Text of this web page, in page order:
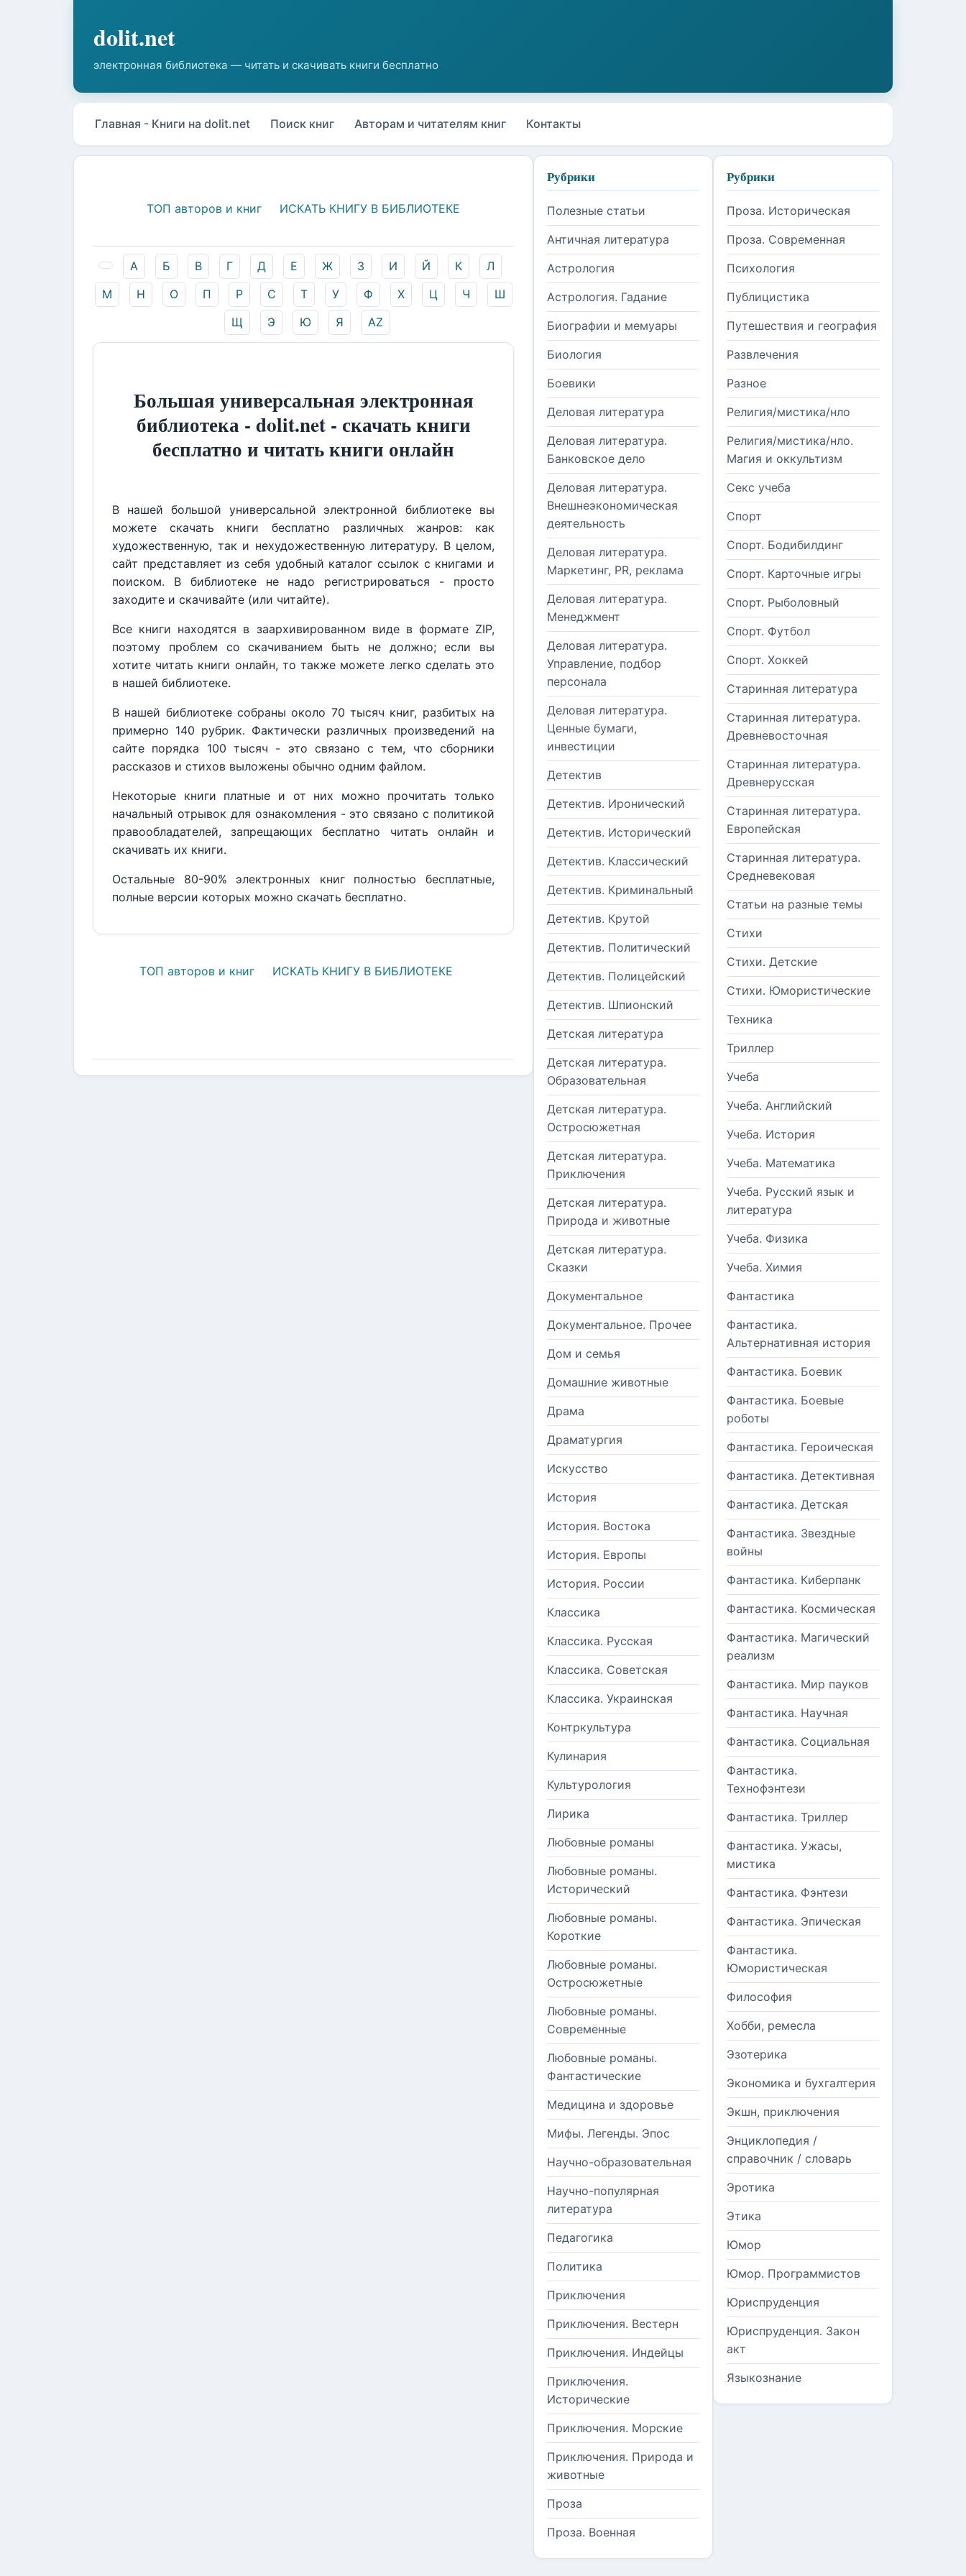
Главная - Книги на dolit.net Поиск книг Авторам и читателям книг Контакты
ТОП авторов и книг ИСКАТЬ КНИГУ В БИБЛИОТЕКЕ
А Б В Г Д Е Ж З И Й К
Л
М
Н О П Р С Т У Ф Х Ц Ч
Ш
Щ
Э Ю Я AZ
Большая универсальная электронная
библиотека - dolit.net - скачать книги
бесплатно и читать книги онлайн
В нашей большой универсальной электронной библиотеке вы
можете скачать книги бесплатно различных жанров: как
художественную, так и нехудожественную литературу. В целом,
сайт представляет из себя удобный каталог ссылок с книгами и
поиском. В библиотеке не надо регистрироваться - просто
заходите и скачивайте (или читайте).
Все книги находятся в заархивированном виде в формате ZIP,
поэтому проблем со скачиванием быть не должно; если вы
хотите читать книги онлайн, то также можете легко сделать это
в нашей библиотеке.
В нашей библиотеке собраны около 70 тысяч книг, разбитых на
примерно 140 рубрик. Фактически различных произведений на
сайте порядка 100 тысяч - это связано с тем, что сборники
рассказов и стихов выложены обычно одним файлом.
Некоторые книги платные и от них можно прочитать только
начальный отрывок для ознакомления - это связано с политикой
правообладателей, запрещающих бесплатно читать онлайн и
скачивать их книги.
Остальные 80-90% электронных книг полностью бесплатные,
полные версии которых можно скачать бесплатно.
ТОП авторов и книг ИСКАТЬ КНИГУ В БИБЛИОТЕКЕ
Рубрики
Полезные статьи
Античная литература
Астрология
Астрология. Гадание
Биографии и мемуары
Биология
Боевики
Деловая литература
Деловая литература.
Банковское дело
Деловая литература.
Внешнеэкономическая
деятельность
Деловая литература.
Маркетинг, PR, реклама
Деловая литература.
Менеджмент
Деловая литература.
Управление, подбор
персонала
Деловая литература.
Ценные бумаги,
инвестиции
Детектив
Детектив. Иронический
Детектив. Исторический
Детектив. Классический
Детектив. Криминальный
Детектив. Крутой
Детектив. Политический
Детектив. Полицейский
Детектив. Шпионский
Детская литература
Детская литература.
Образовательная
Детская литература.
Остросюжетная
Детская литература.
Приключения
Детская литература.
Природа и животные
Детская литература.
Сказки
Документальное
Документальное. Прочее
Дом и семья
Домашние животные
Драма
Драматургия
Искусство
История
История. Востока
История. Европы
История. России
Классика
Классика. Русская
Классика. Советская
Классика. Украинская
Контркультура
Кулинария
Культурология
Лирика
Любовные романы
Любовные романы.
Исторический
Любовные романы.
Короткие
Любовные романы.
Остросюжетные
Любовные романы.
Современные
Любовные романы.
Фантастические
Медицина и здоровье
Мифы. Легенды. Эпос
Научно-образовательная
Научно-популярная
литература
Педагогика
Политика
Приключения
Приключения. Вестерн
Приключения. Индейцы
Приключения.
Исторические
Приключения. Морские
Приключения. Природа и
животные
Проза
Проза. Военная
Рубрики
Проза. Историческая
Проза. Современная
Психология
Публицистика
Путешествия и география
Развлечения
Разное
Религия/мистика/нло
Религия/мистика/нло.
Магия и оккультизм
Секс учеба
Спорт
Спорт. Бодибилдинг
Спорт. Карточные игры
Спорт. Рыболовный
Спорт. Футбол
Спорт. Хоккей
Старинная литература
Старинная литература.
Древневосточная
Старинная литература.
Древнерусская
Старинная литература.
Европейская
Старинная литература.
Средневековая
Статьи на разные темы
Стихи
Стихи. Детские
Стихи. Юмористические
Техника
Триллер
Учеба
Учеба. Английский
Учеба. История
Учеба. Математика
Учеба. Русский язык и
литература
Учеба. Физика
Учеба. Химия
Фантастика
Фантастика.
Альтернативная история
Фантастика. Боевик
Фантастика. Боевые
роботы
Фантастика. Героическая
Фантастика. Детективная
Фантастика. Детская
Фантастика. Звездные
войны
Фантастика. Киберпанк
Фантастика. Космическая
Фантастика. Магический
реализм
Фантастика. Мир пауков
Фантастика. Научная
Фантастика. Социальная
Фантастика.
Технофэнтези
Фантастика. Триллер
Фантастика. Ужасы,
мистика
Фантастика. Фэнтези
Фантастика. Эпическая
Фантастика.
Юмористическая
Философия
Хобби, ремесла
Эзотерика
Экономика и бухгалтерия
Экшн, приключения
Энциклопедия /
справочник / словарь
Эротика
Этика
Юмор
Юмор. Программистов
Юриспруденция
Юриспруденция. Закон
акт
Языкознание